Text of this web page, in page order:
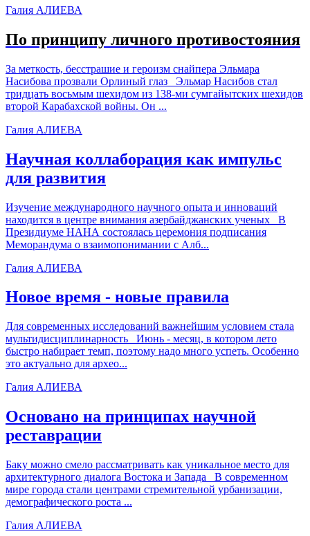
Галия АЛИЕВА
По принципу личного противостояния
За меткость, бесстрашие и героизм снайпера Эльмара
Насибова прозвали Орлиный глаз Эльмар Насибов стал
тридцать восьмым шехидом из 138-ми сумгайытских шехидов
второй Карабахской войны. Он ...
Галия АЛИЕВА
Научная коллаборация как импульс
для развития
Изучение международного научного опыта и инноваций
находится в центре внимания азербайджанских ученых В
Президиуме НАНА состоялась церемония подписания
Меморандума о взаимопонимании с Алб...
Галия АЛИЕВА
Новое время - новые правила
Для современных исследований важнейшим условием стала
мультидисциплинарность Июнь - месяц, в котором лето
быстро набирает темп, поэтому надо много успеть. Особенно
это актуально для архео...
Галия АЛИЕВА
Основано на принципах научной
реставрации
Баку можно смело рассматривать как уникальное место для
архитектурного диалога Востока и Запада В современном
мире города стали центрами стремительной урбанизации,
демографического роста ...
Галия АЛИЕВА